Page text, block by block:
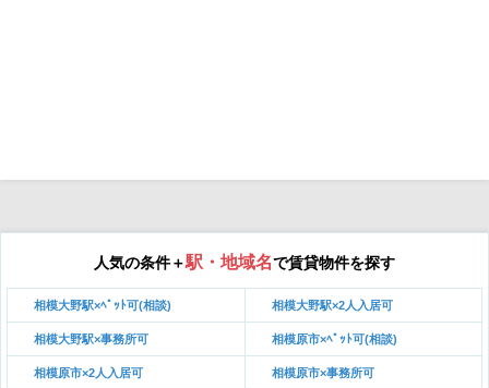
人気の条件＋駅・地域名で賃貸物件を探す
相模大野駅×ﾍﾟｯﾄ可(相談) 相模大野駅×2人入居可
相模大野駅×事務所可 相模原市×ﾍﾟｯﾄ可(相談)
相模原市×2人入居可 相模原市×事務所可